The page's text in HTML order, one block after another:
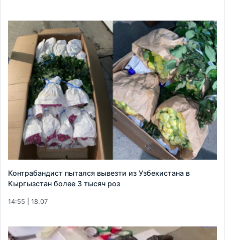
Контрабандист пытался вывезти из Узбекистана в
Кыргызстан более 3 тысяч роз
14:55 | 18.07